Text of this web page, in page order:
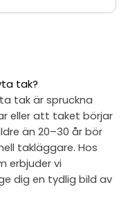
tak?
tak är spruckna
eller att taket börjar
än 20–30 år bör
takläggare. Hos
erbjuder vi
dig en tydlig bild av